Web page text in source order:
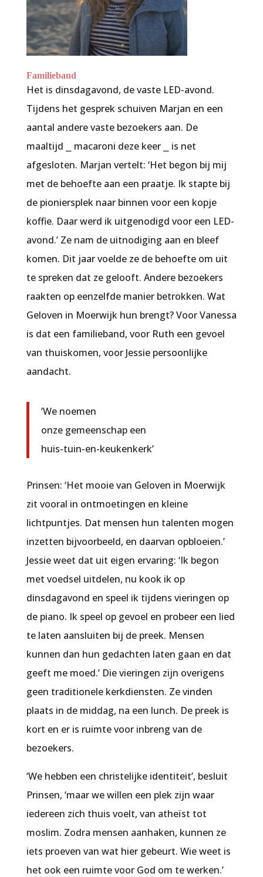
Familieband
Het is dinsdagavond, de vaste LED-avond.
Tijdens het gesprek schuiven Marjan en een
aantal andere vaste bezoekers aan. De
maaltijd ⎯ macaroni deze keer ⎯ is net
afgesloten. Marjan vertelt: ‘Het begon bij mij
met de behoefte aan een praatje. Ik stapte bij
de pioniersplek naar binnen voor een kopje
koffie. Daar werd ik uitgenodigd voor een LED-
avond.’ Ze nam de uitnodiging aan en bleef
komen. Dit jaar voelde ze de behoefte om uit
te spreken dat ze gelooft. Andere bezoekers
raakten op eenzelfde manier betrokken. Wat
Geloven in Moerwijk hun brengt? Voor Vanessa
is dat een familieband, voor Ruth een gevoel
van thuiskomen, voor Jessie persoonlijke
aandacht.
‘We noemen
onze gemeenschap een
huis-tuin-en-keukenkerk’
Prinsen: ‘Het mooie van Geloven in Moerwijk
zit vooral in ontmoetingen en kleine
lichtpuntjes. Dat mensen hun talenten mogen
inzetten bijvoorbeeld, en daarvan opbloeien.’
Jessie weet dat uit eigen ervaring: ‘Ik begon
met voedsel uitdelen, nu kook ik op
dinsdagavond en speel ik tijdens vieringen op
de piano. Ik speel op gevoel en probeer een lied
te laten aansluiten bij de preek. Mensen
kunnen dan hun gedachten laten gaan en dat
geeft me moed.’ Die vieringen zijn overigens
geen traditionele kerkdiensten. Ze vinden
plaats in de middag, na een lunch. De preek is
kort en er is ruimte voor inbreng van de
bezoekers.
‘We hebben een christelijke identiteit’, besluit
Prinsen, ‘maar we willen een plek zijn waar
iedereen zich thuis voelt, van atheïst tot
moslim. Zodra mensen aanhaken, kunnen ze
iets proeven van wat hier gebeurt. Wie weet is
het ook een ruimte voor God om te werken.’